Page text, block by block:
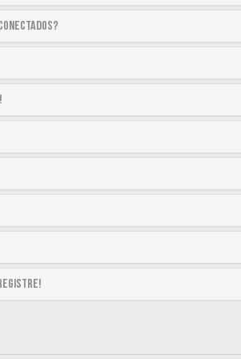
registre!